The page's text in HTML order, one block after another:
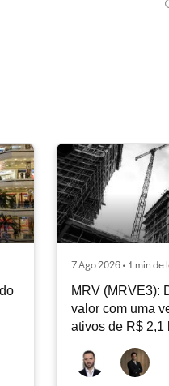
7 Ago 2026 • 1 min de
MRV (MRVE3):
valor com uma
ativos de R$ 2,1